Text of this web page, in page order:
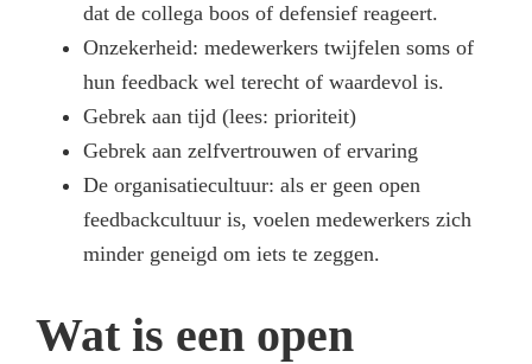
dat de collega boos of defensief reageert.
Onzekerheid: medewerkers twijfelen soms of
hun feedback wel terecht of waardevol is.
Gebrek aan tijd (lees: prioriteit)
Gebrek aan zelfvertrouwen of ervaring
De organisatiecultuur: als er geen open
feedbackcultuur is, voelen medewerkers zich
minder geneigd om iets te zeggen.
Wat is een open